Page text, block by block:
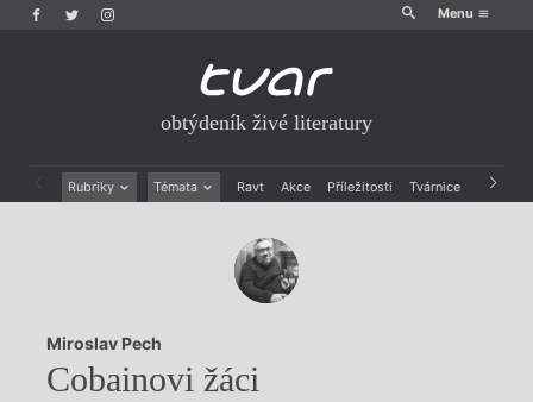
Menu
obtýdeník živé literatury
Rubriky Témata Ravt Akce Příležitosti Tvárnice Archiv
Rozhovory
Dokument
Výroční ceny
Miroslav Pech
Cobainovi žáci